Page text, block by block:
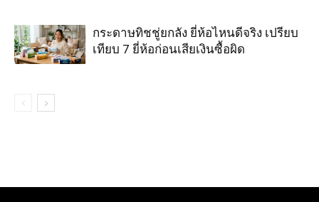
กระดาษทิชชู่ยกลัง ยี่ห้อไหนดีจริง เปรียบ
เทียบ 7 ยี่ห้อก่อนเสียเงินซื้อผิด